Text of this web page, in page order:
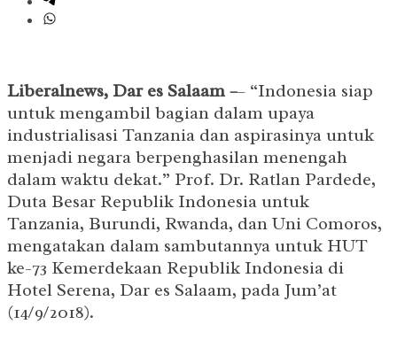
Liberalnews, Dar es Salaam –– “Indonesia siap
untuk mengambil bagian dalam upaya
industrialisasi Tanzania dan aspirasinya untuk
menjadi negara berpenghasilan menengah
dalam waktu dekat.” Prof. Dr. Ratlan Pardede,
Duta Besar Republik Indonesia untuk
Tanzania, Burundi, Rwanda, dan Uni Comoros,
mengatakan dalam sambutannya untuk HUT
ke-73 Kemerdekaan Republik Indonesia di
Hotel Serena, Dar es Salaam, pada Jum’at
(14/9/2018).